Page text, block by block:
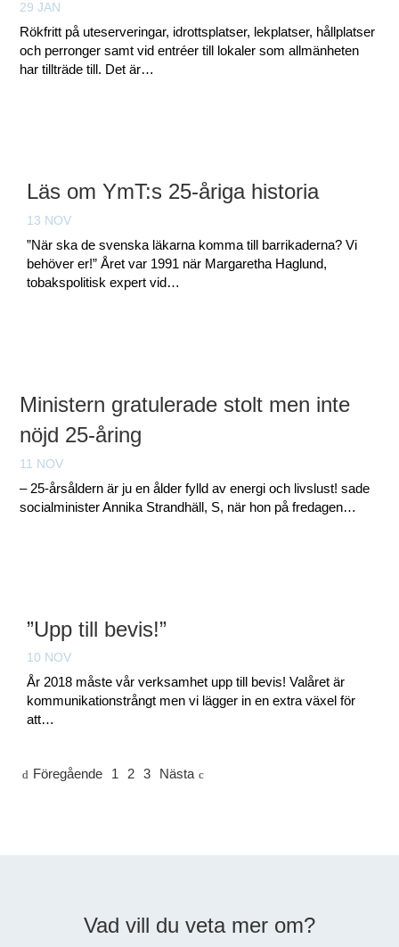
29 JAN
Rökfritt på uteserveringar, idrottsplatser, lekplatser, hållplatser
och perronger samt vid entréer till lokaler som allmänheten
har tillträde till. Det är…
Läs om YmT:s 25-åriga historia
13 NOV
”När ska de svenska läkarna komma till barrikaderna? Vi
behöver er!” Året var 1991 när Margaretha Haglund,
tobakspolitisk expert vid…
Ministern gratulerade stolt men inte
nöjd 25-åring
11 NOV
– 25-årsåldern är ju en ålder fylld av energi och livslust! sade
socialminister Annika Strandhäll, S, när hon på fredagen…
”Upp till bevis!”
10 NOV
År 2018 måste vår verksamhet upp till bevis! Valåret är
kommunikationstrångt men vi lägger in en extra växel för
att…
Föregående 1 2 3 Nästa
Vad vill du veta mer om?